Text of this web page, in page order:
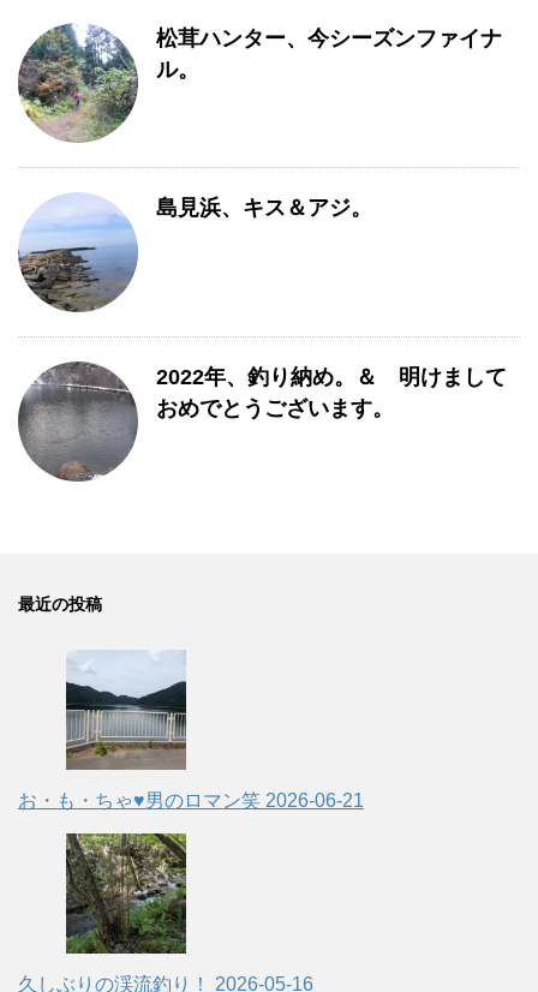
松茸ハンター、今シーズンファイナ
ル。
島見浜、キス＆アジ。
2022年、釣り納め。＆ 明けまして
おめでとうございます。
最近の投稿
お・も・ちゃ♥男のロマン笑 2026-06-21
久しぶりの渓流釣り！ 2026-05-16